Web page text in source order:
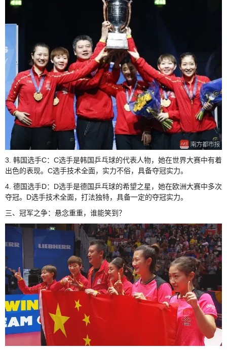
3. 韩国选手C：C选手是韩国乒乓球的代表人物，她在世界大赛中有着
出色的表现。C选手技术全面，实力不俗，具备夺冠实力。
4. 德国选手D：D选手是德国乒乓球的希望之星，她在欧洲大赛中多次
夺冠。D选手技术全面，打法独特，具备一定的夺冠实力。
三、冠军之争：悬念重重，谁能笑到？